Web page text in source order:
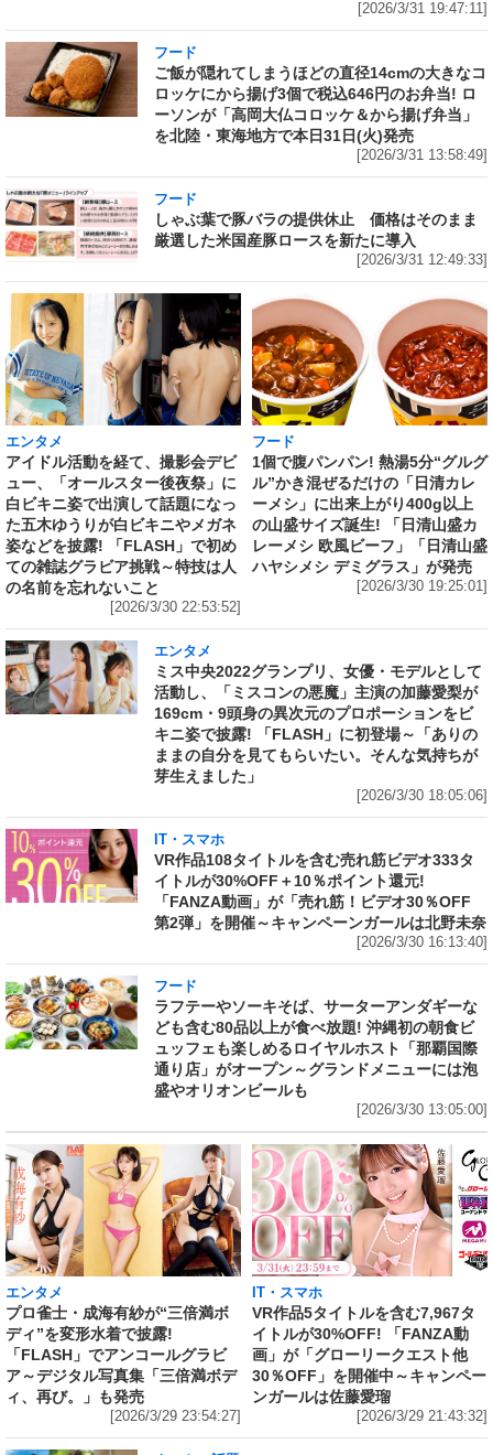
[2026/3/31 19:47:11]
フード
ご飯が隠れてしまうほどの直径14cmの大きなコ
ロッケにから揚げ3個で税込646円のお弁当! ロ
ーソンが「高岡大仏コロッケ＆から揚げ弁当」
を北陸・東海地方で本日31日(火)発売
[2026/3/31 13:58:49]
フード
しゃぶ葉で豚バラの提供休止 価格はそのまま
厳選した米国産豚ロースを新たに導入
[2026/3/31 12:49:33]
エンタメ
アイドル活動を経て、撮影会デビ
ュー、「オールスター後夜祭」に
白ビキニ姿で出演して話題になっ
た五木ゆうりが白ビキニやメガネ
姿などを披露! 「FLASH」で初め
ての雑誌グラビア挑戦～特技は人
の名前を忘れないこと
[2026/3/30 22:53:52]
フード
1個で腹パンパン! 熱湯5分“グルグ
ル”かき混ぜるだけの「日清カレ
ーメシ」に出来上がり400g以上
の山盛サイズ誕生! 「日清山盛カ
レーメシ 欧風ビーフ」「日清山盛
ハヤシメシ デミグラス」が発売
[2026/3/30 19:25:01]
エンタメ
ミス中央2022グランプリ、女優・モデルとして
活動し、「ミスコンの悪魔」主演の加藤愛梨が
169cm・9頭身の異次元のプロポーションをビ
キニ姿で披露! 「FLASH」に初登場～「ありの
ままの自分を見てもらいたい。そんな気持ちが
芽生えました」
[2026/3/30 18:05:06]
IT・スマホ
VR作品108タイトルを含む売れ筋ビデオ333タ
イトルが30%OFF＋10％ポイント還元!
「FANZA動画」が「売れ筋！ビデオ30％OFF
第2弾」を開催～キャンペーンガールは北野未奈
[2026/3/30 16:13:40]
フード
ラフテーやソーキそば、サーターアンダギーな
ども含む80品以上が食べ放題! 沖縄初の朝食ビ
ュッフェも楽しめるロイヤルホスト「那覇国際
通り店」がオープン～グランドメニューには泡
盛やオリオンビールも
[2026/3/30 13:05:00]
エンタメ
プロ雀士・成海有紗が“三倍満ボ
ディ”を変形水着で披露!
「FLASH」でアンコールグラビ
ア～デジタル写真集「三倍満ボデ
ィ、再び。」も発売
[2026/3/29 23:54:27]
IT・スマホ
VR作品5タイトルを含む7,967タ
イトルが30%OFF! 「FANZA動
画」が「グローリークエスト他
30％OFF」を開催中～キャンペー
ンガールは佐藤愛瑠
[2026/3/29 21:43:32]